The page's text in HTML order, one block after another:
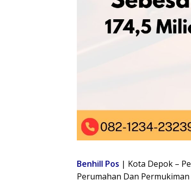
Benhill Pos | Kota Depok –
Perumahan Dan